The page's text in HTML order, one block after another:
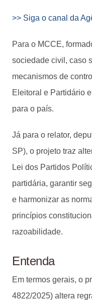
>> Siga o canal da
Para o MCCE,
sociedade civil, caso
mecanismos de
Eleitoral e Partidário
para o país.
Já para o relator,
SP), o projeto traz
Lei dos Partidos
partidária, garantir
e harmonizar as
princípios
razoabilidade.
Entenda
Em termos gerais, o
4822/2025) altera